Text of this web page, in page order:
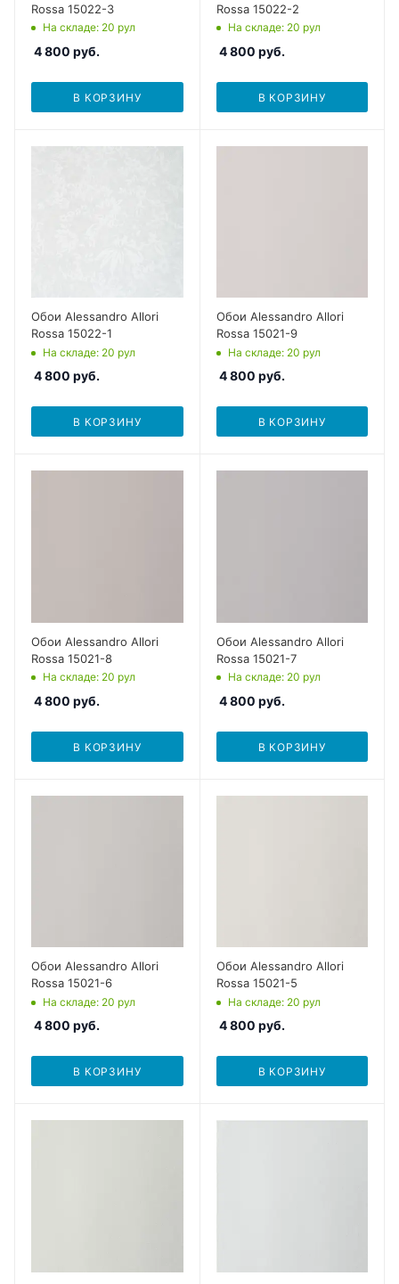
Rossa 15022-3
На складе: 20 рул
4 800 руб.
В КОРЗИНУ
Rossa 15022-2
На складе: 20 рул
4 800 руб.
В КОРЗИНУ
Обои Alessandro Allori
Rossa 15022-1
На складе: 20 рул
4 800 руб.
В КОРЗИНУ
Обои Alessandro Allori
Rossa 15021-9
На складе: 20 рул
4 800 руб.
В КОРЗИНУ
Обои Alessandro Allori
Rossa 15021-8
На складе: 20 рул
4 800 руб.
В КОРЗИНУ
Обои Alessandro Allori
Rossa 15021-7
На складе: 20 рул
4 800 руб.
В КОРЗИНУ
Обои Alessandro Allori
Rossa 15021-6
На складе: 20 рул
4 800 руб.
В КОРЗИНУ
Обои Alessandro Allori
Rossa 15021-5
На складе: 20 рул
4 800 руб.
В КОРЗИНУ